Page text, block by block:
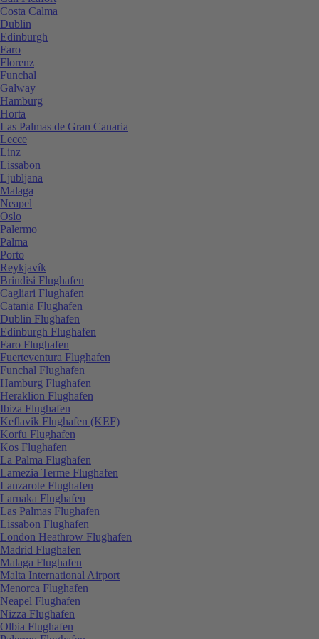
Costa Calma
Dublin
Edinburgh
Faro
Florenz
Funchal
Galway
Hamburg
Horta
Las Palmas de Gran Canaria
Lecce
Linz
Lissabon
Ljubljana
Malaga
Neapel
Oslo
Palermo
Palma
Porto
Reykjavík
Brindisi Flughafen
Cagliari Flughafen
Catania Flughafen
Dublin Flughafen
Edinburgh Flughafen
Faro Flughafen
Fuerteventura Flughafen
Funchal Flughafen
Hamburg Flughafen
Heraklion Flughafen
Ibiza Flughafen
Keflavik Flughafen (KEF)
Korfu Flughafen
Kos Flughafen
La Palma Flughafen
Lamezia Terme Flughafen
Lanzarote Flughafen
Larnaka Flughafen
Las Palmas Flughafen
Lissabon Flughafen
London Heathrow Flughafen
Madrid Flughafen
Malaga Flughafen
Malta International Airport
Menorca Flughafen
Neapel Flughafen
Nizza Flughafen
Olbia Flughafen